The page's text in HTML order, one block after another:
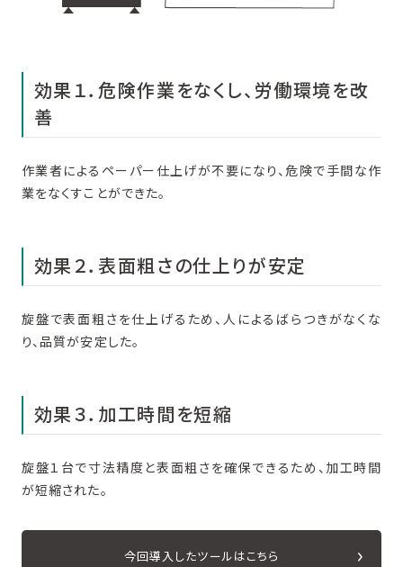
効果１．危険作業をなくし、労働環境を改
善
作業者によるペーパー仕上げが不要になり、危険で手間な作
業をなくすことができた。
効果２．表面粗さの仕上りが安定
旋盤で表面粗さを仕上げるため、人によるばらつきがなくな
り、品質が安定した。
効果３．加工時間を短縮
旋盤１台で寸法精度と表面粗さを確保できるため、加工時間
が短縮された。
今回導入したツールはこちら